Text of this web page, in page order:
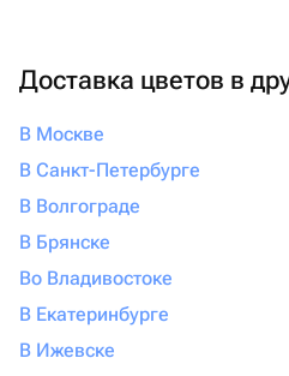
Доставка цветов в
В Москве
В Санкт-Петербурге
В Волгограде
В Брянске
Во Владивостоке
В Екатеринбурге
В Ижевске